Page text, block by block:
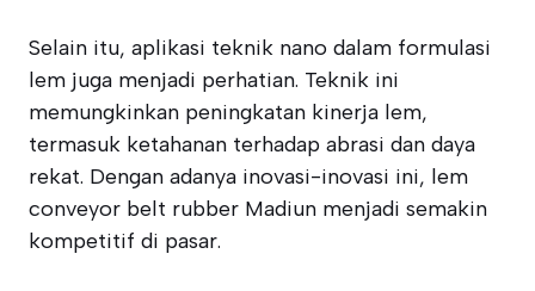
Selain itu, aplikasi teknik nano dalam formulasi
lem juga menjadi perhatian. Teknik ini
memungkinkan peningkatan kinerja lem,
termasuk ketahanan terhadap abrasi dan daya
rekat. Dengan adanya inovasi-inovasi ini, lem
conveyor belt rubber Madiun menjadi semakin
kompetitif di pasar.